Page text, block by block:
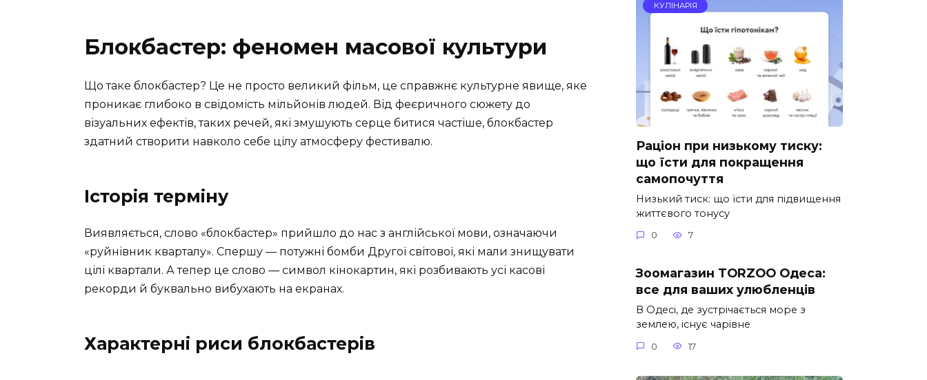
Блокбастер: феномен масової культури
Що таке блокбастер? Це не просто великий фільм, це справжнє культурне явище, яке
проникає глибоко в свідомість мільйонів людей. Від феєричного сюжету до
візуальних ефектів, таких речей, які змушують серце битися частіше, блокбастер
здатний створити навколо себе цілу атмосферу фестивалю.
Історія терміну
Виявляється, слово «блокбастер» прийшло до нас з англійської мови, означаючи
«руйнівник кварталу». Спершу — потужні бомби Другої світової, які мали знищувати
цілі квартали. А тепер це слово — символ кінокартин, які розбивають усі касові
рекорди й буквально вибухають на екранах.
Характерні риси блокбастерів
КУЛІНАРІЯ
Раціон при низькому тиску:
що їсти для покращення
самопочуття
Низький тиск: що їсти для підвищення
життєвого тонусу
0 7
Зоомагазин TORZOO Одеса:
все для ваших улюбленців
В Одесі, де зустрічається море з
землею, існує чарівне
0 17